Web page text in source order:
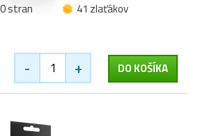
stran
41 zlaťákov
- + DO KOŠÍKA